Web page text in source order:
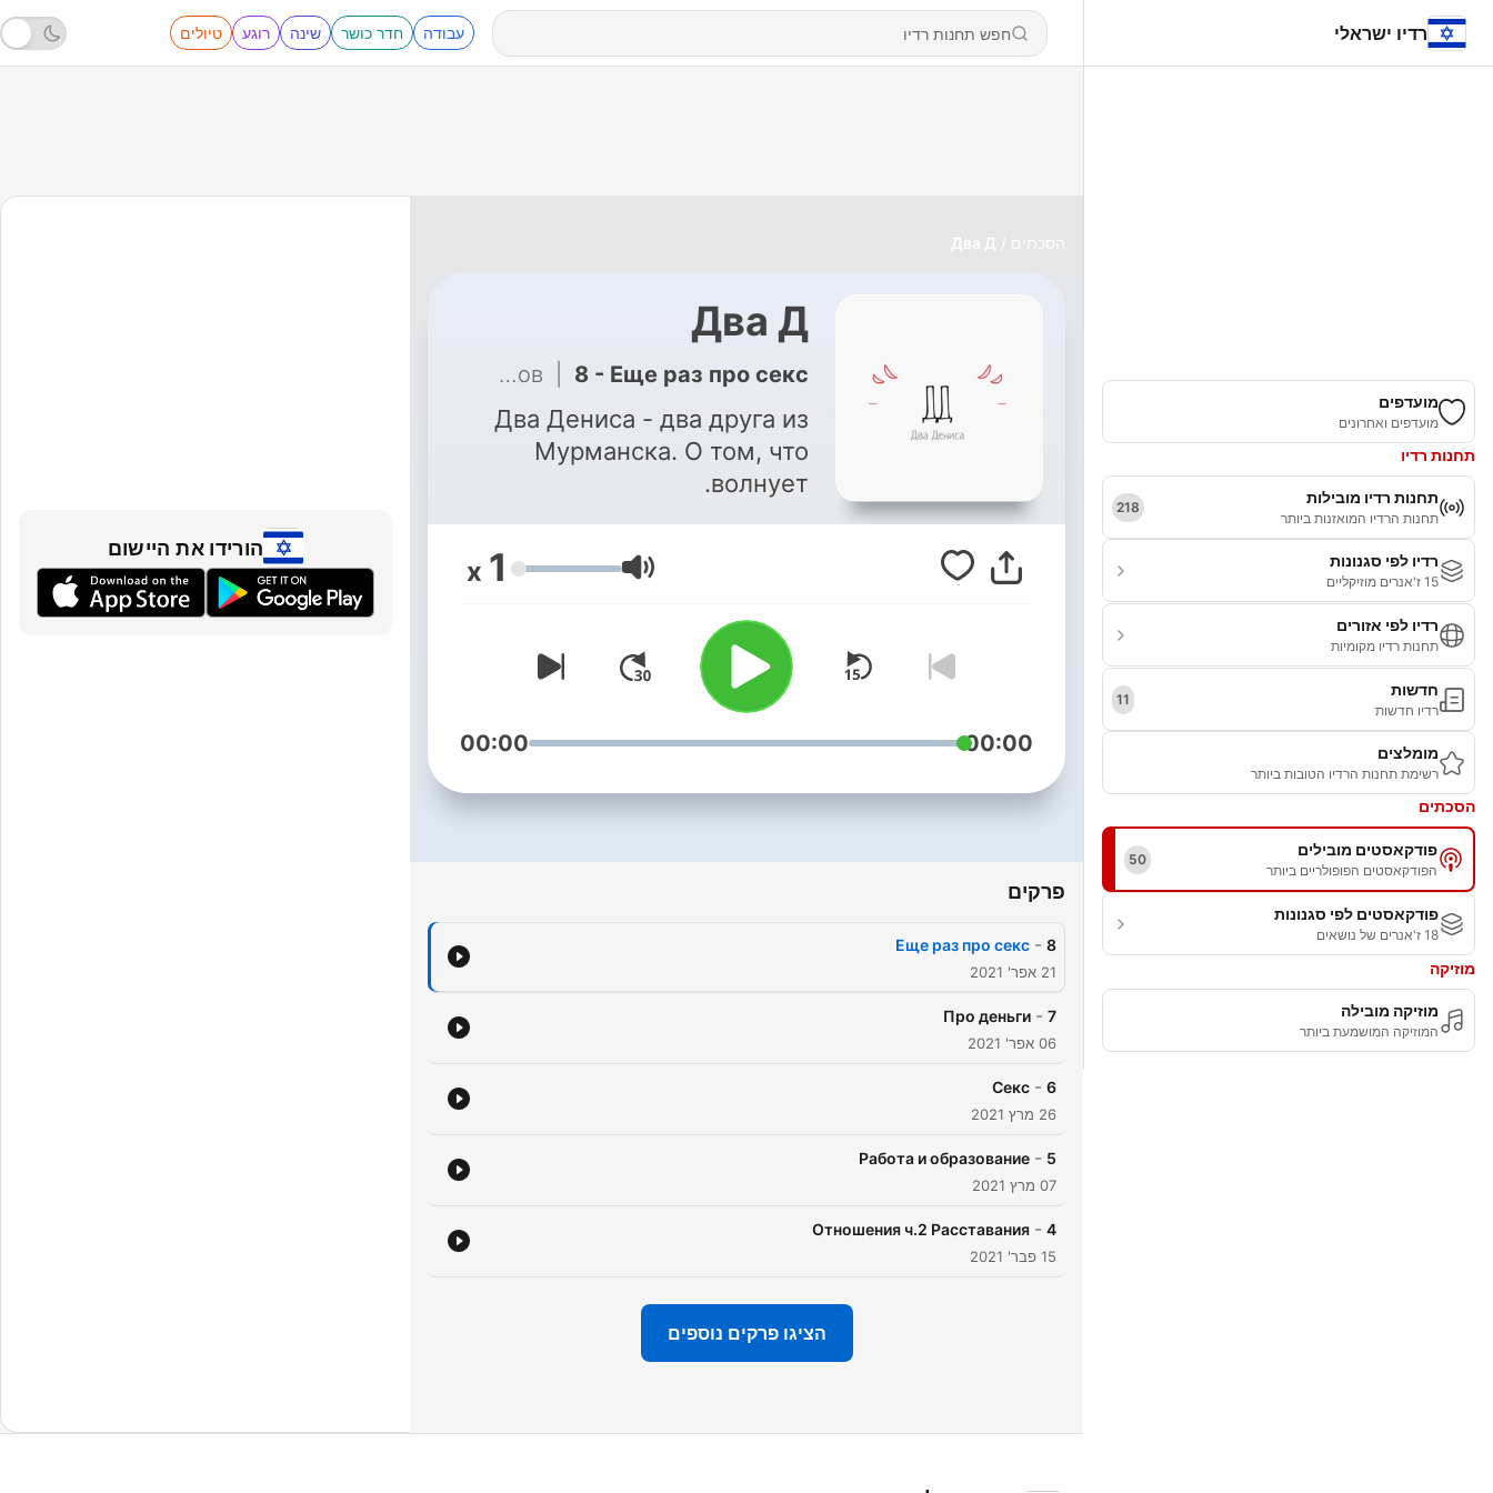
רדיו ישראלי עבודה חדר כושר שינה רוגע טיולים
מועדפים
מועדפים ואחרונים
תחנות רדיו
תחנות רדיו מובילות
תחנות הרדיו המואזנות ביותר
218
רדיו לפי סגנונות
15 ז'אנרים מוזיקליים
רדיו לפי אזורים
תחנות רדיו מקומיות
חדשות
רדיו חדשות
11
מומלצים
רשימת תחנות הרדיו הטובות ביותר
הסכתים
פודקאסטים מובילים
הפודקאסטים הפופולריים ביותר
50
פודקאסטים לפי סגנונות
18 ז'אנרים של נושאים
מוזיקה
מוזיקה מובילה
המוזיקה המושמעת ביותר
הסכתים Два Д
Два Д
Денис Сидоров 8 - Еще раз про секс
Два Дениса - два друга из
Мурманска. О том, что
волнует.
עוצמת שמע 1
00:00
00:00
פרקים
8
-
Еще раз про секс
21 אפר' 2021
7
-
Про деньги
06 אפר' 2021
6
-
Секс
26 מרץ 2021
5
-
Работа и образование
07 מרץ 2021
4
-
Отношения ч.2 Расставания
15 פבר' 2021
הציגו פרקים נוספים
הורידו את היישום